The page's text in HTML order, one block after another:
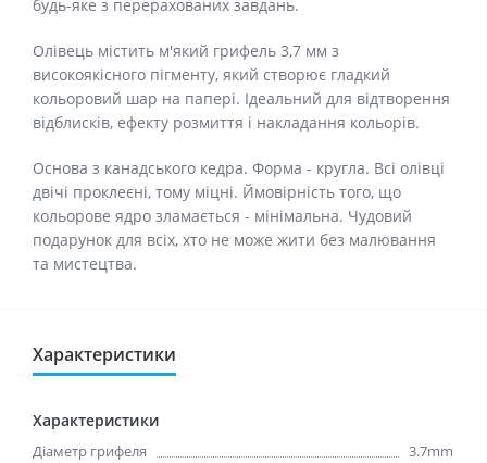
будь-яке з перерахованих завдань.
Олівець містить м'який грифель 3,7 мм з
високоякісного пігменту, який створює гладкий
кольоровий шар на папері. Ідеальний для відтворення
відблисків, ефекту розмиття і накладання кольорів.
Основа з канадського кедра. Форма - кругла. Всі олівці
двічі проклеєні, тому міцні. Ймовірність того, що
кольорове ядро ​​зламається - мінімальна. Чудовий
подарунок для всіх, хто не може жити без малювання
та мистецтва.
Характеристики
Характеристики
Діаметр грифеля
3.7mm